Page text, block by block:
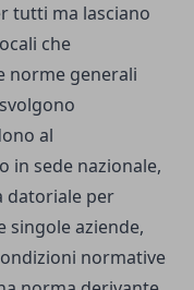
tutti ma lasciano
che
norme generali
al
in sede nazionale,
datoriale per
singole aziende,
normative